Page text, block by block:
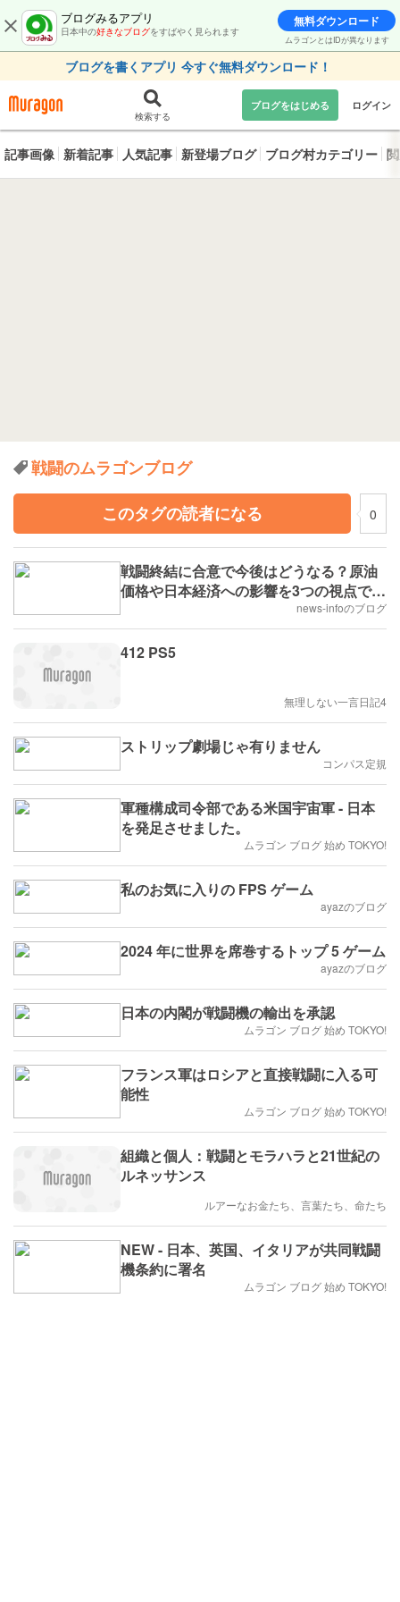
ブログみるアプリ
日本中の好きなブログをすばやく見られます
無料ダウンロード
ムラゴンとはIDが異なります
ブログを書くアプリ 今すぐ無料ダウンロード！
検索する
ブログをはじめる ログイン
記事画像 新着記事 人気記事 新登場ブログ ブログ村カテゴリー
戦闘のムラゴンブログ
このタグの読者になる
0
戦闘終結に合意で今後はどうなる？原油
価格や日本経済への影響を3つの視点で徹
news-infoのブログ
412 PS5
無理しない一言日記4
ストリップ劇場じゃ有りません
コンパス定規
軍種構成司令部である米国宇宙軍 - 日本
を発足させました。
ムラゴン ブログ 始め TOKYO!
私のお気に入りの FPS ゲーム
ayazのブログ
2024 年に世界を席巻するトップ 5 ゲーム
ayazのブログ
日本の内閣が戦闘機の輸出を承認
ムラゴン ブログ 始め TOKYO!
フランス軍はロシアと直接戦闘に入る可
能性
ムラゴン ブログ 始め TOKYO!
組織と個人：戦闘とモラハラと21世紀の
ルネッサンス
ルアーなお金たち、言葉たち、命たち
NEW - 日本、英国、イタリアが共同戦闘
機条約に署名
ムラゴン ブログ 始め TOKYO!